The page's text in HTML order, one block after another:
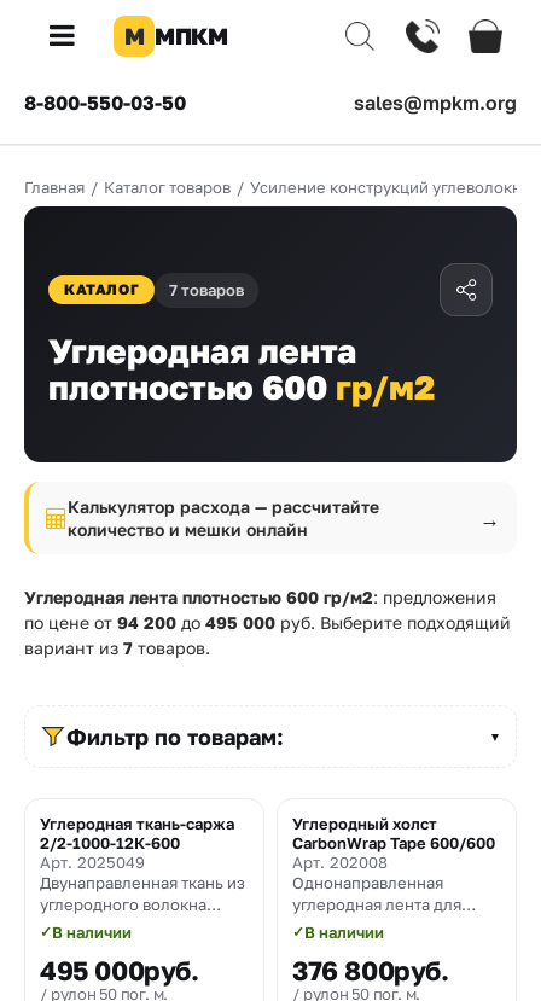
×
КОМПАНИЯ
Доставка
Оплата
Бренды
Прайс-
Проектировщикам
Контакты
8
800
550-
03-
50
М МПКМ
8-800-550-03-50 sales@mpkm.org
Главная / Каталог товаров / Усиление конструкций углеволокном
КАТАЛОГ 7 товаров
Углеродная лента
плотностью 600 гр/м2
Калькулятор расхода — рассчитайте
количество и мешки онлайн
→
Углеродная лента плотностью 600 гр/м2: предложения
по цене от 94 200 до 495 000 руб. Выберите подходящий
вариант из 7 товаров.
Фильтр по товарам: ▼
Углеродная ткань-саржа
2/2-1000-12К-600
Арт. 2025049
Двунаправленная ткань из
углеродного волокна
саржевого плетения с
плотностью 600 гр/м2 и
шириной 1000 мм.
✓В наличии
495 000руб.
рулон 50 пог. м.
Углеродный холст
CarbonWrap Tape 600/600
Арт. 202008
Однонаправленная
углеродная лента для
усиления строительных
600 гр/м² и шириной 600
мм.
✓В наличии
376 800руб.
рулон 50 пог. м.